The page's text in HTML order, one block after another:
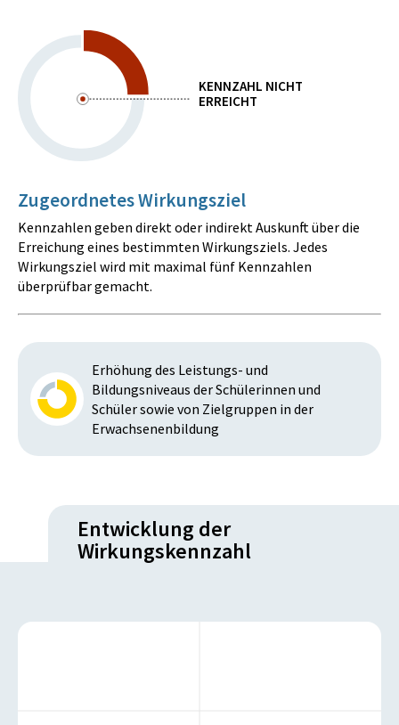
KENNZAHL NICHT
ERREICHT
Zugeordnetes Wirkungsziel
Kennzahlen geben direkt oder indirekt Auskunft über die
Erreichung eines bestimmten Wirkungsziels. Jedes
Wirkungsziel wird mit maximal fünf Kennzahlen
überprüfbar gemacht.
Erhöhung des Leistungs- und
Bildungsniveaus der Schülerinnen und
Schüler sowie von Zielgruppen in der
Erwachsenenbildung
Entwicklung der
Wirkungskennzahl